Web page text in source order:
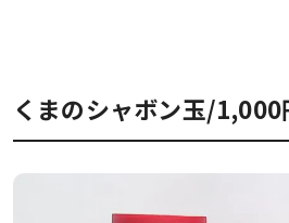
くまのシャボン玉/1,000